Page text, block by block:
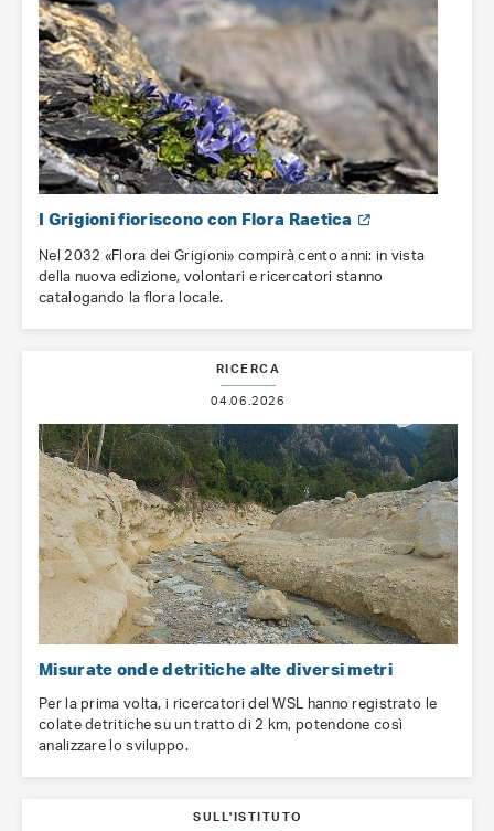
I Grigioni fioriscono con Flora Raetica
Nel 2032 «Flora dei Grigioni» compirà cento anni: in vista
della nuova edizione, volontari e ricercatori stanno
catalogando la flora locale.
RICERCA
04.06.2026
Misurate onde detritiche alte diversi metri
Per la prima volta, i ricercatori del WSL hanno registrato le
colate detritiche su un tratto di 2 km, potendone così
analizzare lo sviluppo.
SULL'ISTITUTO